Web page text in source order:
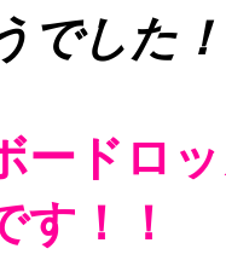
でした
ードロ
す！！